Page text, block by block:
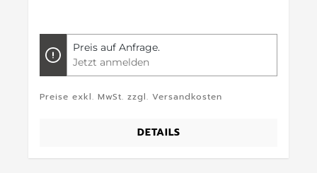
Preis auf Anfrage.
Jetzt anmelden
Preise exkl. MwSt. zzgl. Versandkosten
DETAILS